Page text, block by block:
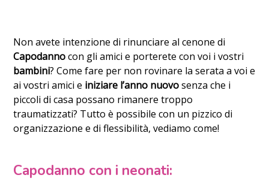
Non avete intenzione di rinunciare al cenone di
Capodannocon gli amici e porterete con voi i vostri
bambini? Come fare per non rovinare la serata a voi e
ai vostri amici e iniziare l’anno nuovosenza che i
piccoli di casa possano rimanere troppo
traumatizzati? Tutto è possibile con un pizzico di
organizzazione e di flessibilità, vediamo come!
Capodanno con i neonati: